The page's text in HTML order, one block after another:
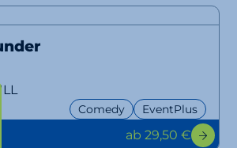
Comedy EventPlus
ab 29,50 €